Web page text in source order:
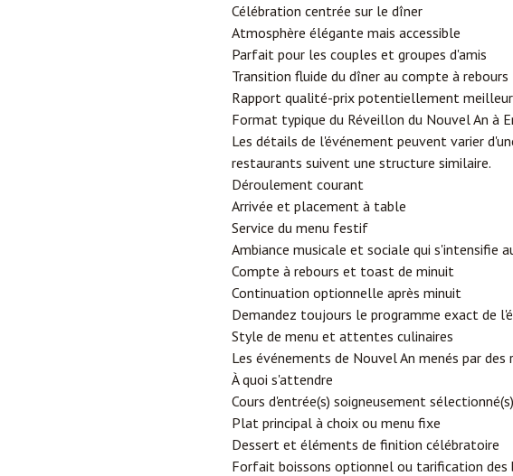
Célébration centrée sur le dîner
Atmosphère élégante mais accessible
Parfait pour les couples et groupes d'amis
Transition fluide du dîner au compte à rebours
Rapport qualité-prix potentiellement
Format typique du Réveillon du Nouvel An à
Les détails de l'événement peuvent varier
restaurants suivent une structure similaire.
Déroulement courant
Arrivée et placement à table
Service du menu festif
Ambiance musicale et sociale qui s'intensifie
Compte à rebours et toast de minuit
Continuation optionnelle après minuit
Demandez toujours le programme exact de
Style de menu et attentes culinaires
Les événements de Nouvel An menés par
À quoi s'attendre
Cours d'entrée(s) soigneusement sélectionné(s)
Plat principal à choix ou menu fixe
Dessert et éléments de finition célébratoire
Forfait boissons optionnel ou tarification des